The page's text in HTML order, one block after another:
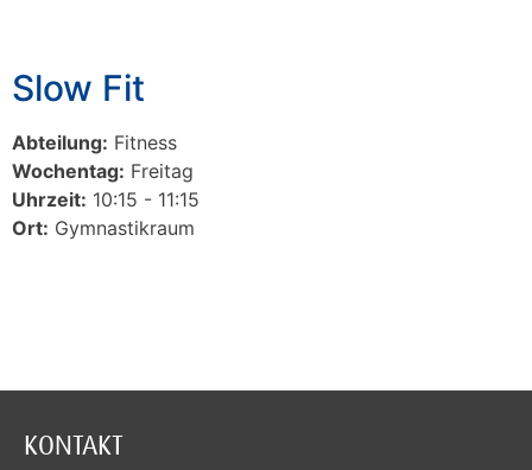
Slow Fit
Abteilung: Fitness
Wochentag: Freitag
Uhrzeit: 10:15 - 11:15
Ort: Gymnastikraum
KONTAKT